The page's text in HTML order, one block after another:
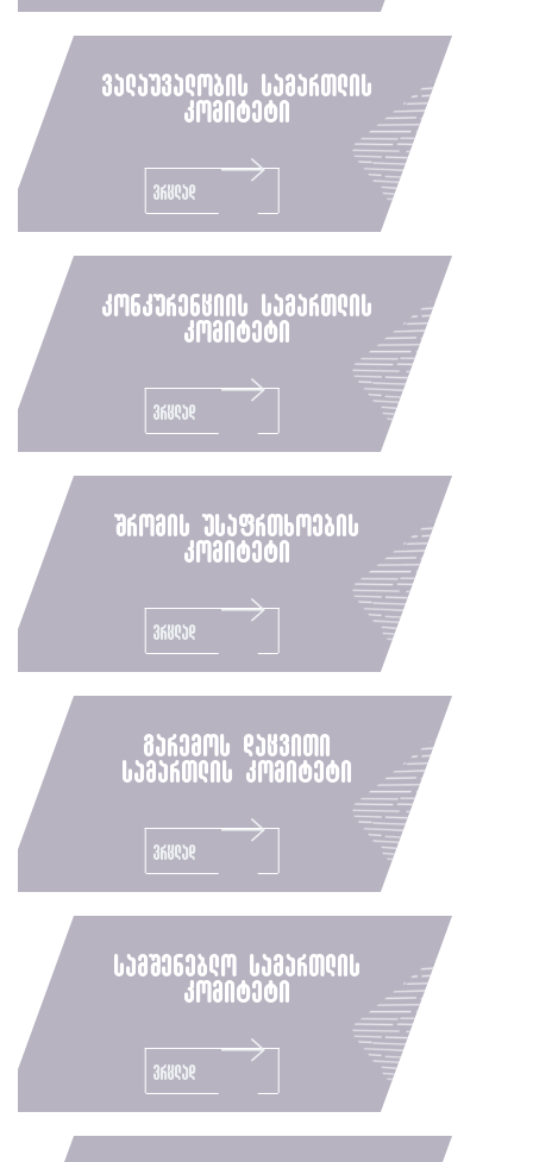
ვალაუვალობის სამართლის
კომიტეტი
ვრცლად
კონკურენციის სამართლის
კომიტეტი
ვრცლად
შრომის უსაფრთხოების
კომიტეტი
ვრცლად
გარემოს დაცვითი
სამართლის კომიტეტი
ვრცლად
სამშენებლო სამართლის
კომიტეტი
ვრცლად